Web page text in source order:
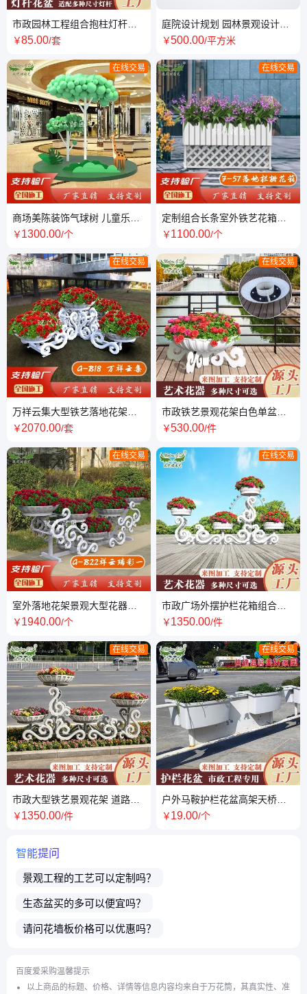
市政园林工程组合抱柱灯杆花
盆街道绿化美化立体悬挂花篮
￥85.00/套
在线交易
商场美陈装饰气球树 儿童乐园
场景布置 橱窗展示节日装扮展
￥1300.00/个
在线交易
万祥云集大型铁艺落地花架高
速公路收费站路口立体绿化景
￥2070.00/套
在线交易
室外落地花架景观大型花器祥
云瑞彩园艺造型户外种花槽
￥1940.00/个
在线交易
市政大型铁艺景观花架 道路隔
离带多层立体花盆架景区绿化
￥1350.00/件
庭院设计规划 园林景观设计公
司 风格多样 景观工程施工承接
￥500.00/平方米
在线交易
定制组合长条室外铁艺花箱花
架/公花盆/户外种植架厂家供应
￥1100.00/个
在线交易
市政铁艺景观花架白色单盆绿
化花篮小区公园道路隔断花坛
￥530.00/件
在线交易
市政广场外摆护栏花箱组合人
行街道花坛商业街道交通道路
￥1350.00/件
在线交易
户外马鞍护栏花盆高架天桥道
路绿化悬挂式市政栏杆骑马花
￥19.00/个
智能提问
景观工程的工艺可以定制吗？
生态盆买的多可以便宜吗？
请问花墙板价格可以优惠吗？
百度爱采购温馨提示
以上商品的标题、价格、详情等信息内容均来自于万花筒，其真实性、准